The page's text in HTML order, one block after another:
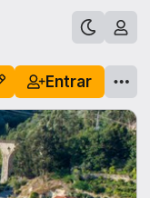
Entrar